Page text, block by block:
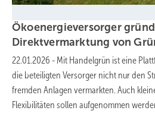
Ökoenergieversorger
Direktvermarktung von
22.01.2026 - Mit Handelgrün ist eine
die beteiligten Versorger nicht nur den
fremden Anlagen vermarkten. Auch
Flexibilitäten sollen aufgenommen